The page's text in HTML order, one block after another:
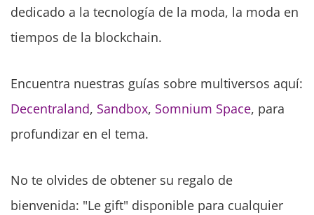
dedicado a la tecnología de la moda, la moda en
tiempos de la blockchain.
Encuentra nuestras guías sobre multiversos aquí:
Decentraland, Sandbox, Somnium Space, para
profundizar en el tema.
No te olvides de obtener su regalo de
bienvenida: "Le gift" disponible para cualquier